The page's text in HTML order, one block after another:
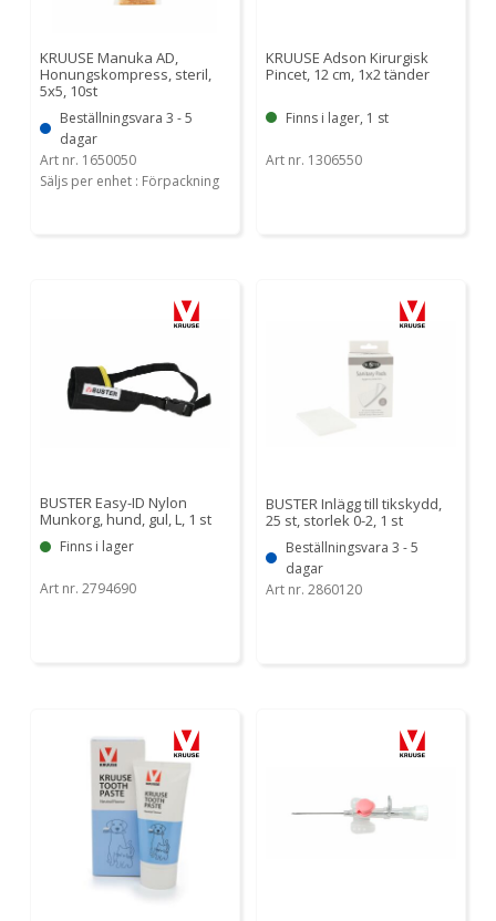
KRUUSE Manuka AD,
Honungskompress, steril,
5x5, 10st
Beställningsvara 3 - 5
dagar
Art nr. 1650050
Säljs per enhet : Förpackning
KRUUSE Adson Kirurgisk
Pincet, 12 cm, 1x2 tänder
Finns i lager, 1 st
Art nr. 1306550
BUSTER Easy-ID Nylon
Munkorg, hund, gul, L, 1 st
Finns i lager
Art nr. 2794690
BUSTER Inlägg till tikskydd,
25 st, storlek 0-2, 1 st
Beställningsvara 3 - 5
dagar
Art nr. 2860120